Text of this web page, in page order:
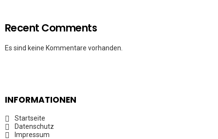
Recent Comments
Es sind keine Kommentare vorhanden.
INFORMATIONEN
Startseite
Datenschutz
Impressum